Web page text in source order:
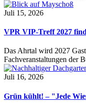
Juli 15, 2026
VPR VIP-Treff 2027
Das Ahrtal wird 2027
Fachveranstaltungen der
Juli 16, 2026
Grün kühlt! – "Jede